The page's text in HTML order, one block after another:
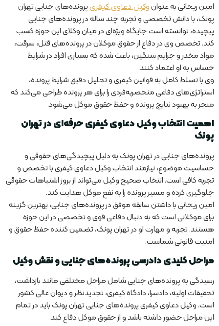
امین ریحانی به عنوان وکیل دعاوی کیفری پرونده‌های جنایی تهران
پونک، با دانش تخصصی و تجربه چند ساله در پرونده‌های جنایی
پیچیده، توانسته است جایگاه ویژه‌ای در میان وکلای این حوزه کسب
کند. تخصص وی در دفاع از حقوق موکلان در پرونده‌های قتل، سرقت،
مواد مخدر و جرایم سنگین، باعث شده که بسیاری افراد در شرایط
حساس به او اعتماد کنند.
وی با تسلط کامل به قوانین کیفری و تحلیل دقیق شرایط پرونده،
استراتژی‌های دفاعی منحصربه‌فردی را برای هر پرونده طراحی می‌کند که
منجر به بهبود نتایج پرونده و حفظ حقوق موکل می‌شود.
اهمیت انتخاب وکیل دعاوی کیفری حرفه‌ای در تهران
پونک
پرونده‌های جنایی در تهران پونک به دلیل پیچیدگی‌های حقوقی و
حساسیت موضوع، نیازمند انتخاب وکیل دعاوی کیفری با تخصص و
تجربه کافی است. انتخاب صحیح وکیل می‌تواند از بروز اشتباهات حقوقی
جلوگیری کرده و مسیر پرونده را به نفع موکل هدایت کند.
امین ریحانی با داشتن سابقه موفق در پرونده‌های جنایی، بهترین گزینه
برای موکلانی است که به دنبال دفاعی قوی و تخصصی در این حوزه
هستند. تجربه و مهارت او در تهران پونک، تضمین کننده حفظ حقوق و
امنیت قانونی شماست.
مراحل کلیدی دادرسی پرونده‌های جنایی و نقش وکیل
رسیدگی به پرونده‌های جنایی شامل مراحل مختلفی مانند بازداشت،
تحقیقات اولیه، دادسرا، دادگاه کیفری، تجدیدنظر و دیوان عالی کشور
است. وکیل دعاوی کیفری پرونده‌های جنایی تهران پونک باید در تمام
این مراحل حضور داشته باشد و از حقوق موکل دفاع کند.